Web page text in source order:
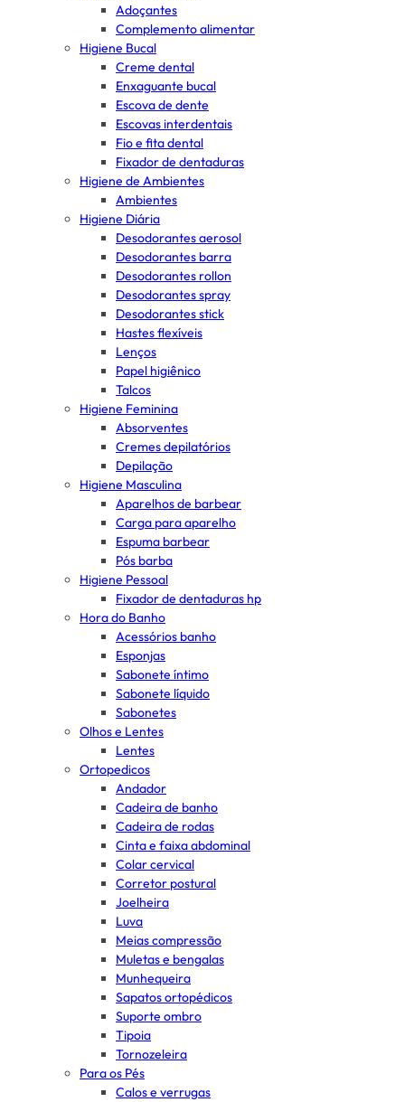
Adoçantes
Complemento alimentar
Higiene Bucal
Creme dental
Enxaguante bucal
Escova de dente
Escovas interdentais
Fio e fita dental
Fixador de dentaduras
Higiene de Ambientes
Ambientes
Higiene Diária
Desodorantes aerosol
Desodorantes barra
Desodorantes rollon
Desodorantes spray
Desodorantes stick
Hastes flexíveis
Lenços
Papel higiênico
Talcos
Higiene Feminina
Absorventes
Cremes depilatórios
Depilação
Higiene Masculina
Aparelhos de barbear
Carga para aparelho
Espuma barbear
Pós barba
Higiene Pessoal
Fixador de dentaduras hp
Hora do Banho
Acessórios banho
Esponjas
Sabonete íntimo
Sabonete líquido
Sabonetes
Olhos e Lentes
Lentes
Ortopedicos
Andador
Cadeira de banho
Cadeira de rodas
Cinta e faixa abdominal
Colar cervical
Corretor postural
Joelheira
Luva
Meias compressão
Muletas e bengalas
Munhequeira
Sapatos ortopédicos
Suporte ombro
Tipoia
Tornozeleira
Para os Pés
Calos e verrugas